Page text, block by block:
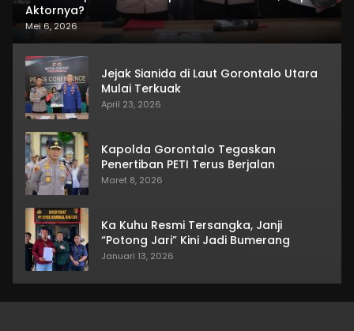
Aktornya?
Mei 6, 2026
Jejak Sianida di Laut Gorontalo Utara
Mulai Terkuak
April 23, 2026
Kapolda Gorontalo Tegaskan
Penertiban PETI Terus Berjalan
Maret 8, 2026
Ka Kuhu Resmi Tersangka, Janji
“Potong Jari” Kini Jadi Bumerang
Januari 13, 2026